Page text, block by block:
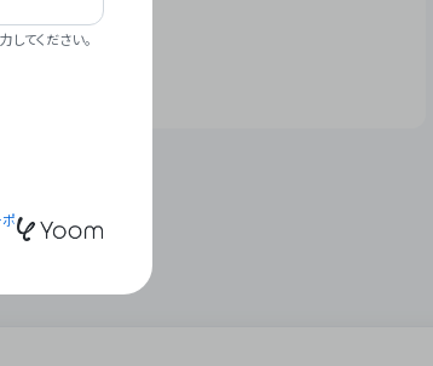
てください。